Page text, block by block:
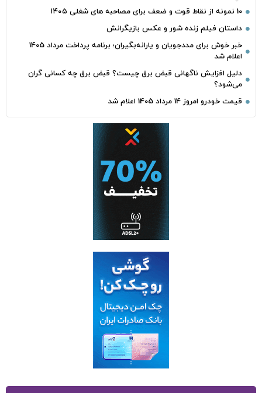
10 نمونه از نقاط قوت و ضعف برای مصاحبه‌ های شغلی ۱۴۰۵
داستان فیلم زنده شور و عکس بازیگرانش
خبر خوش برای مددجویان و یارانه‌بگیران؛ برنامه پرداخت مرداد 1405
اعلام شد
دلیل افزایش ناگهانی قبض برق چیست؟ قبض برق چه کسانی گران
می‌شود؟
قیمت خودرو امروز 14 مرداد 1405 اعلام شد